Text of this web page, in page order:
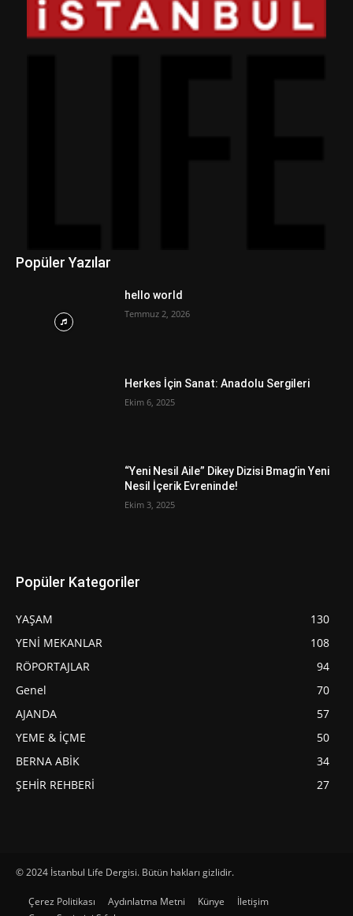
Popüler Yazılar
hello world
Temmuz 2, 2026
Herkes İçin Sanat: Anadolu Sergileri
Ekim 6, 2025
“Yeni Nesil Aile” Dikey Dizisi Bmag’in Yeni
Nesil İçerik Evreninde!
Ekim 3, 2025
Popüler Kategoriler
YAŞAM
130
YENİ MEKANLAR
108
RÖPORTAJLAR
94
Genel
70
AJANDA
57
YEME & İÇME
50
BERNA ABİK
34
ŞEHİR REHBERİ
27
© 2024 İstanbul Life Dergisi. Bütün hakları gizlidir.
Çerez Politikası Aydınlatma Metni Künye
İletişim